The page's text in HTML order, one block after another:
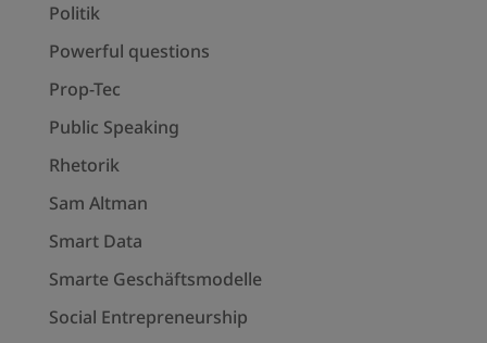
Politik
Powerful questions
Prop-Tec
Public Speaking
Rhetorik
Sam Altman
Smart Data
Smarte Geschäftsmodelle
Social Entrepreneurship